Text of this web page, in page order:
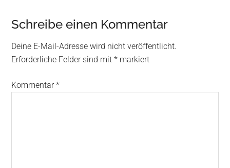
Reader
Interactions
Schreibe einen Kommentar
Deine E-Mail-Adresse wird nicht veröffentlicht.
Erforderliche Felder sind mit* markiert
Kommentar*